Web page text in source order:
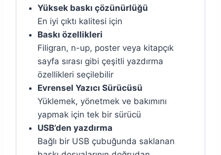
Yüksek baskı çözünürlüğü
En iyi çıktı kalitesi için
Baskı özellikleri
Filigran, n-up, poster veya kitapçık
sayfa sırası gibi çeşitli yazdırma
özellikleri seçilebilir
Evrensel Yazıcı Sürücüsü
Yüklemek, yönetmek ve bakımını
yapmak için tek bir sürücü
USB’den yazdırma
Bağlı bir USB çubuğunda saklanan